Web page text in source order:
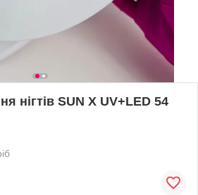
нігтів SUN X UV+LED 54